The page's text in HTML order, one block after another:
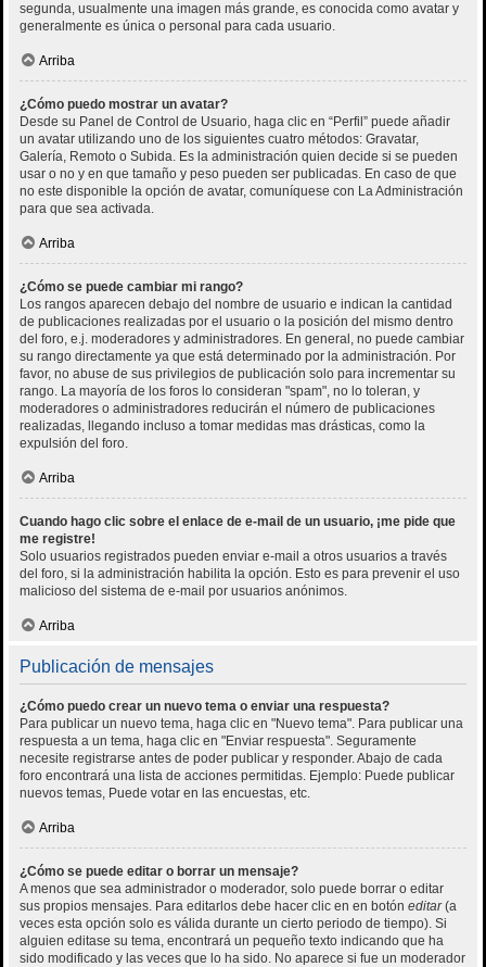
segunda, usualmente una imagen más grande, es conocida como avatar y
generalmente es única o personal para cada usuario.
Arriba
¿Cómo puedo mostrar un avatar?
Desde su Panel de Control de Usuario, haga clic en “Perfil” puede añadir
un avatar utilizando uno de los siguientes cuatro métodos: Gravatar,
Galería, Remoto o Subida. Es la administración quien decide si se pueden
usar o no y en que tamaño y peso pueden ser publicadas. En caso de que
no este disponible la opción de avatar, comuníquese con La Administración
para que sea activada.
Arriba
¿Cómo se puede cambiar mi rango?
Los rangos aparecen debajo del nombre de usuario e indican la cantidad
de publicaciones realizadas por el usuario o la posición del mismo dentro
del foro, e.j. moderadores y administradores. En general, no puede cambiar
su rango directamente ya que está determinado por la administración. Por
favor, no abuse de sus privilegios de publicación solo para incrementar su
rango. La mayoría de los foros lo consideran "spam", no lo toleran, y
moderadores o administradores reducirán el número de publicaciones
realizadas, llegando incluso a tomar medidas mas drásticas, como la
expulsión del foro.
Arriba
Cuando hago clic sobre el enlace de e-mail de un usuario, ¡me pide que
me registre!
Solo usuarios registrados pueden enviar e-mail a otros usuarios a través
del foro, si la administración habilita la opción. Esto es para prevenir el uso
malicioso del sistema de e-mail por usuarios anónimos.
Arriba
Publicación de mensajes
¿Cómo puedo crear un nuevo tema o enviar una respuesta?
Para publicar un nuevo tema, haga clic en "Nuevo tema". Para publicar una
respuesta a un tema, haga clic en "Enviar respuesta". Seguramente
necesite registrarse antes de poder publicar y responder. Abajo de cada
foro encontrará una lista de acciones permitidas. Ejemplo: Puede publicar
nuevos temas, Puede votar en las encuestas, etc.
Arriba
¿Cómo se puede editar o borrar un mensaje?
A menos que sea administrador o moderador, solo puede borrar o editar
sus propios mensajes. Para editarlos debe hacer clic en en botón editar(a
veces esta opción solo es válida durante un cierto periodo de tiempo). Si
alguien editase su tema, encontrará un pequeño texto indicando que ha
sido modificado y las veces que lo ha sido. No aparece si fue un moderador